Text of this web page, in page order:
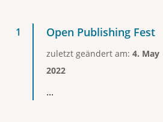
Open Publishing Fest
zuletzt geändert am: 4. May
2022
...